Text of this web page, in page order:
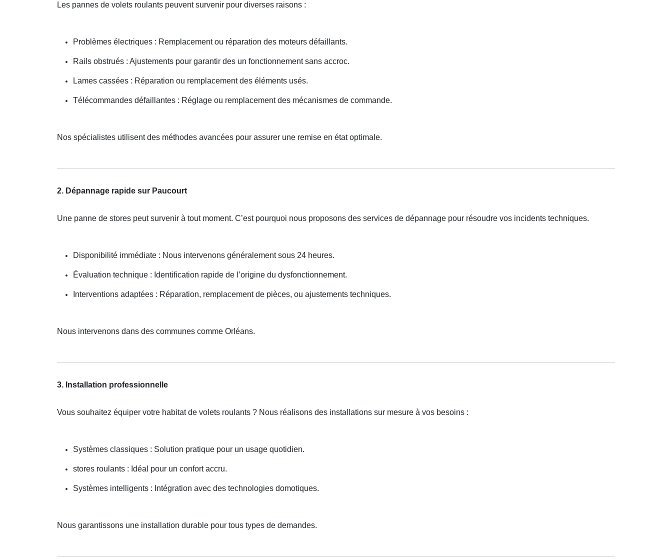
Les pannes de volets roulants peuvent survenir pour diverses raisons :
Problèmes électriques : Remplacement ou réparation des moteurs défaillants.
Rails obstrués : Ajustements pour garantir des un fonctionnement sans accroc.
Lames cassées : Réparation ou remplacement des éléments usés.
Télécommandes défaillantes : Réglage ou remplacement des mécanismes de commande.
Nos spécialistes utilisent des méthodes avancées pour assurer une remise en état optimale.
2. Dépannage rapide sur Paucourt
Une panne de stores peut survenir à tout moment. C’est pourquoi nous proposons des services de dépannage pour résoudre vos incidents techniques.
Disponibilité immédiate : Nous intervenons généralement sous 24 heures.
Évaluation technique : Identification rapide de l’origine du dysfonctionnement.
Interventions adaptées : Réparation, remplacement de pièces, ou ajustements techniques.
Nous intervenons dans des communes comme Orléans.
3. Installation professionnelle
Vous souhaitez équiper votre habitat de volets roulants ? Nous réalisons des installations sur mesure à vos besoins :
Systèmes classiques : Solution pratique pour un usage quotidien.
stores roulants : Idéal pour un confort accru.
Systèmes intelligents : Intégration avec des technologies domotiques.
Nous garantissons une installation durable pour tous types de demandes.